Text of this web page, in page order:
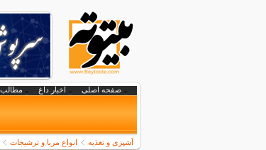
صفحه اصلی اخبار داغ مطالب
آشپزی و تغذیه انواع مربا و ترشیجات